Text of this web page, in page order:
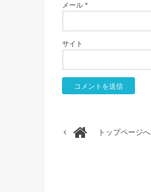
メール *
サイト
トップページへ